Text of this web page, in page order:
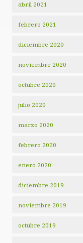
abril 2021
febrero 2021
diciembre 2020
noviembre 2020
octubre 2020
julio 2020
marzo 2020
febrero 2020
enero 2020
diciembre 2019
noviembre 2019
octubre 2019